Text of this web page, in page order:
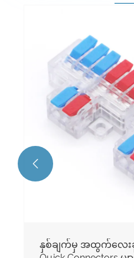
နှစ်ချက်မှ အထွက်လေးခု
